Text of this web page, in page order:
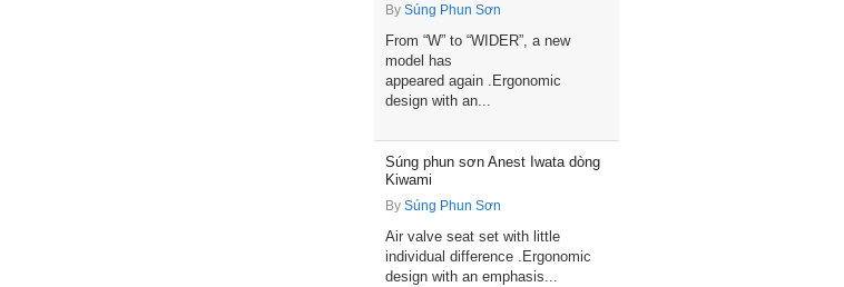
By Súng Phun Sơn
From “W” to “WIDER”, a new
model has
appeared again .Ergonomic
design with an...
Súng phun sơn Anest Iwata dòng
Kiwami
By Súng Phun Sơn
Air valve seat set with little
individual difference .Ergonomic
design with an emphasis...